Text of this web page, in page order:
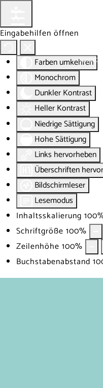
Eingabehilfen öffnen
Farben umkehren
Monochrom
Dunkler Kontrast
Heller Kontrast
Niedrige Sättigung
Hohe Sättigung
Links hervorheben
Überschriften
Bildschirmleser
Lesemodus
Inhaltsskalierung 100
Schriftgröße 100%
Zeilenhöhe 100%
Buchstabenabstand